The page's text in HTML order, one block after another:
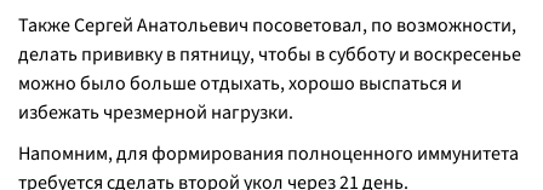
Также Сергей Анатольевич посоветовал, по возможности,
делать прививку в пятницу, чтобы в субботу и воскресенье
можно было больше отдыхать, хорошо выспаться и
избежать чрезмерной нагрузки.
Напомним, для формирования полноценного иммунитета
требуется сделать второй укол через 21 день.